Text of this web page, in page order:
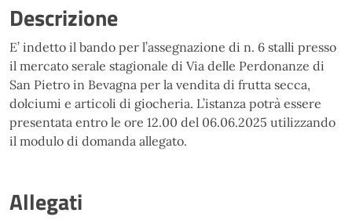
Descrizione
E’ indetto il bando per l’assegnazione di n. 6 stalli presso
il mercato serale stagionale di Via delle Perdonanze di
San Pietro in Bevagna per la vendita di frutta secca,
dolciumi e articoli di giocheria. L’istanza potrà essere
presentata entro le ore 12.00 del 06.06.2025 utilizzando
il modulo di domanda allegato.
Allegati